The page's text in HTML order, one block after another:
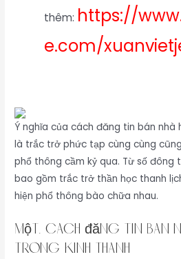
thêm: https://
e.com/
Ý nghĩa của cách đăng tin bán nhà
là trắc trở phức tạp cùng cùng
phổ thông cầm kỷ qua. Từ số đông
bao gồm trắc trở thần học thanh
hiện phổ thông bào chữa nhau.
một. cách đăng tin bán
Trong Kinh Thánh